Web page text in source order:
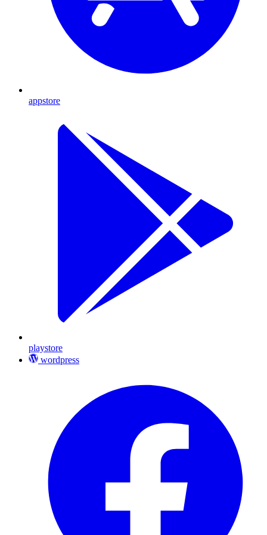
appstore
playstore
wordpress